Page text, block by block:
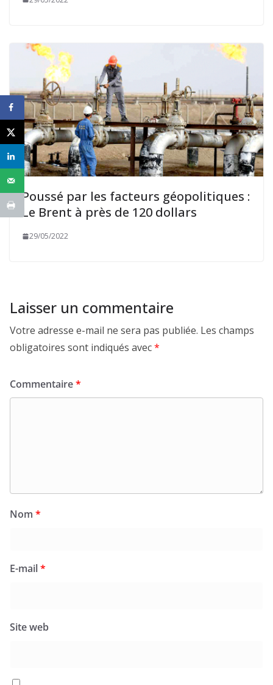
Poussé par les facteurs géopolitiques :
Le Brent à près de 120 dollars
29/05/2022
Laisser un commentaire
Votre adresse e-mail ne sera pas publiée. Les champs
obligatoires sont indiqués avec*
Commentaire*
Nom *
E-mail*
Site web